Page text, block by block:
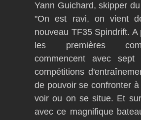
Yann Guichard, skipper
"On est ravi, on vient
nouveau TF35 Spindrift. A
les premières
commencent avec sept
compétitions
de pouvoir se confronter
voir ou on se situe. Et
avec ce magnifique